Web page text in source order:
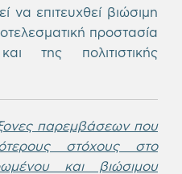
να επιτευχθεί βιώσιμη
προστασία
της πολιτιστικής
παρεμβάσεων που
στόχους στο
και βιώσιμου